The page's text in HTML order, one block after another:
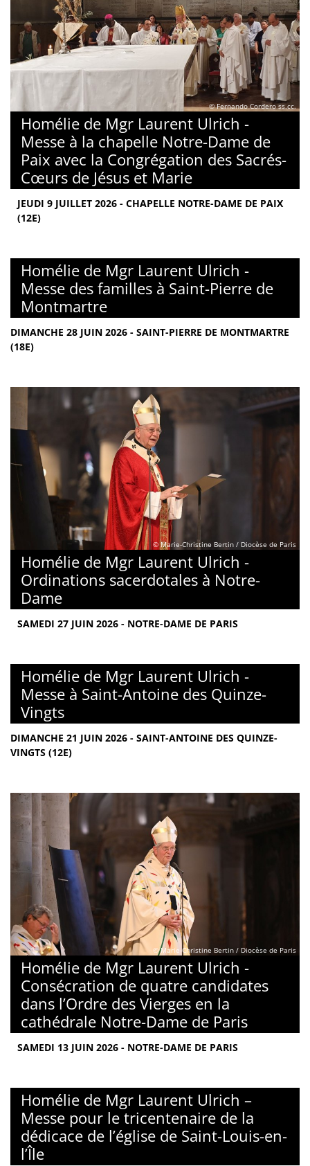
© Fernando Cordero ss.cc.
Homélie de Mgr Laurent Ulrich -
Messe à la chapelle Notre-Dame de
Paix avec la Congrégation des Sacrés-
Cœurs de Jésus et Marie
JEUDI 9 JUILLET 2026 - CHAPELLE NOTRE-DAME DE PAIX
(12E)
Homélie de Mgr Laurent Ulrich -
Messe des familles à Saint-Pierre de
Montmartre
DIMANCHE 28 JUIN 2026 - SAINT-PIERRE DE MONTMARTRE
(18E)
© Marie-Christine Bertin / Diocèse de Paris
Homélie de Mgr Laurent Ulrich -
Ordinations sacerdotales à Notre-
Dame
SAMEDI 27 JUIN 2026 - NOTRE-DAME DE PARIS
Homélie de Mgr Laurent Ulrich -
Messe à Saint-Antoine des Quinze-
Vingts
DIMANCHE 21 JUIN 2026 - SAINT-ANTOINE DES QUINZE-
VINGTS (12E)
© Marie-Christine Bertin / Diocèse de Paris
Homélie de Mgr Laurent Ulrich -
Consécration de quatre candidates
dans l’Ordre des Vierges en la
cathédrale Notre-Dame de Paris
SAMEDI 13 JUIN 2026 - NOTRE-DAME DE PARIS
Homélie de Mgr Laurent Ulrich –
Messe pour le tricentenaire de la
dédicace de l’église de Saint-Louis-en-
l’Île